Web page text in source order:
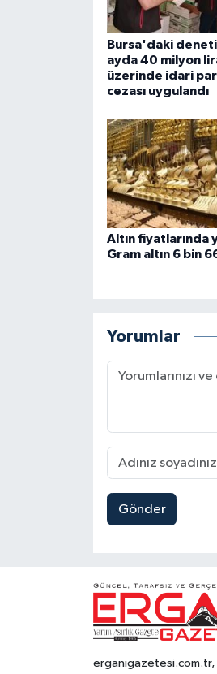
Bursa'daki
ayda 40 milyon
üzerinde idari
cezası uygulandı
Altın fiyatlarında
Gram altın 6 bin
Yorumlar
Gönder
erganigazetesi.com.tr,